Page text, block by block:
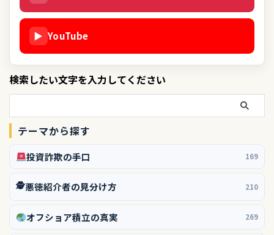
▶ YouTube
検索したい文字を入力してください
テーマから探す
投資詐欺の手口 169
🕵️悪徳紹介者の見分け方 210
オフショア積立の真実 269